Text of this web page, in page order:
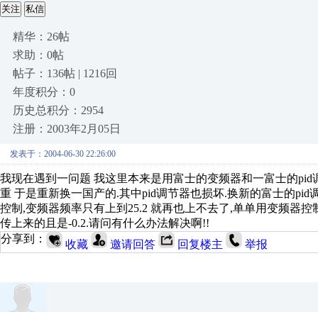
关注 私信
精华：26帖
求助：0帖
帖子：136帖 | 1216回
年度积分：0
历史总积分：2954
注册：2003年2月05日
发表于：2004-06-30 22:26:00
我现在遇到一问题 我这里本来是用富士的变频器和一富士的
重 于是重新换一国产的.其中pid调节器也损坏.换新的富士的
控制,变频器频率只有上到25.2 就再也上不去了,单单用变频器
传上来的且是-0.2.请问有什么办法解决啊!!
分享到：
收藏 邀请回答 回复楼主 举报